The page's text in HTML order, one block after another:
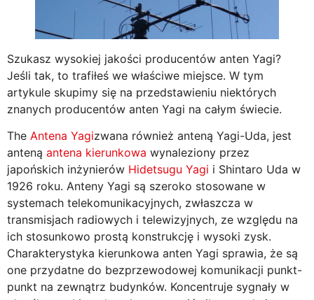
Szukasz wysokiej jakości producentów anten Yagi?
Jeśli tak, to trafiłeś we właściwe miejsce. W tym
artykule skupimy się na przedstawieniu niektórych
znanych producentów anten Yagi na całym świecie.
The Antena Yagizwana również anteną Yagi-Uda, jest
anteną antena kierunkowa wynaleziony przez
japońskich inżynierów Hidetsugu Yagi i Shintaro Uda w
1926 roku. Anteny Yagi są szeroko stosowane w
systemach telekomunikacyjnych, zwłaszcza w
transmisjach radiowych i telewizyjnych, ze względu na
ich stosunkowo prostą konstrukcję i wysoki zysk.
Charakterystyka kierunkowa anten Yagi sprawia, że są
one przydatne do bezprzewodowej komunikacji punkt-
punkt na zewnątrz budynków. Koncentruje sygnały w